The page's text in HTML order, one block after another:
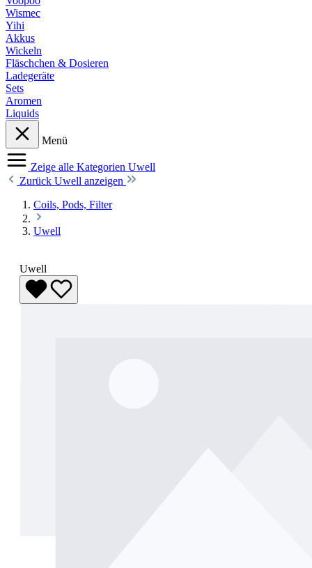
Wismec
Yihi
Akkus
Wickeln
Fläschchen & Dosieren
Ladegeräte
Sets
Aromen
Liquids
Menü
Zeige alle Kategorien Uwell
Zurück Uwell anzeigen
Coils, Pods, Filter
Uwell
Uwell